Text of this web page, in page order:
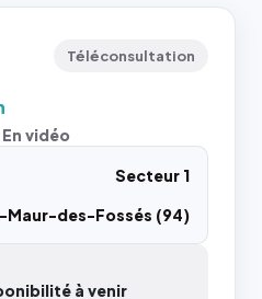
Téléconsultation
vidéo
Secteur 1
Maur-des-Fossés (94)
à venir